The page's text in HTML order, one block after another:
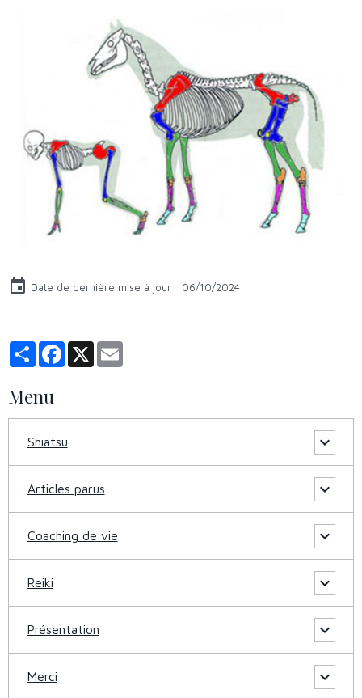
Date de dernière mise à jour : 06/10/2024
PartagerFacebook
X
Menu
Shiatsu
Articles parus
Coaching de vie
Reiki
Présentation
Merci